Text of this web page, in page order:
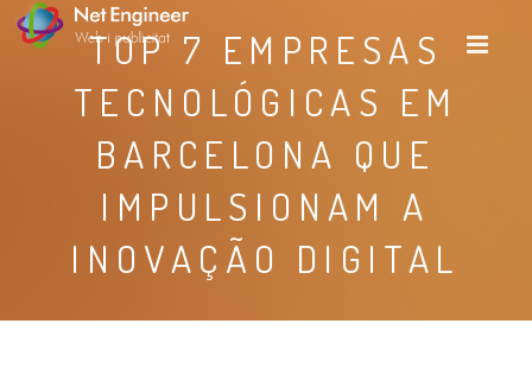
TOP 7 EMPRESAS
TECNOLÓGICAS EM
BARCELONA QUE
IMPULSIONAM A
INOVAÇÃO DIGITAL